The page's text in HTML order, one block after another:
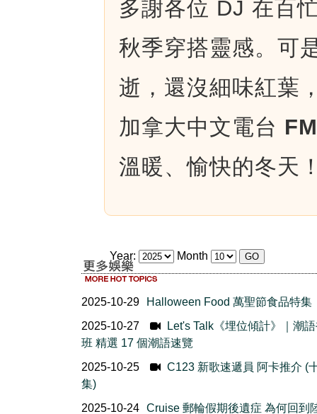
多謝各位 DJ 在百
秋季穿搭靈感。可
逝，還沒細味紅葉
加拿大中文電台
溫暖、愉快的冬天
Year: Month
2025-10-29
Halloween Food 萬聖節食品特集
2025-10-27
Let's Talk《埋位傾計》｜潮
班 精選 17 個潮語速覽
2025-10-25
C123 新歌速遞員 阿卡推介 (
集)
2025-10-24 Cruise 郵輪假期後遺症 為何回到